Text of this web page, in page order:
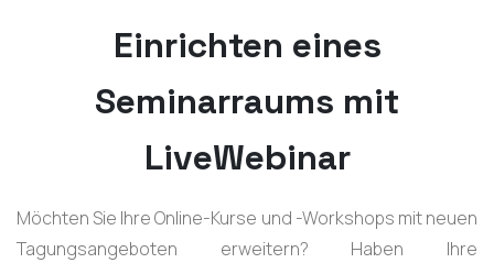
Einrichten eines
Seminarraums mit
LiveWebinar
Möchten Sie Ihre Online-Kurse und -Workshops mit neuen
Tagungsangeboten erweitern? Haben Ihre